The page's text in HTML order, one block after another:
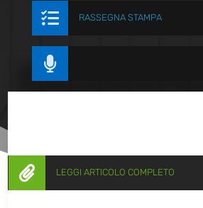
 RASSEGNA STAMPA

 LEGGI ARTICOLO COMPLETO